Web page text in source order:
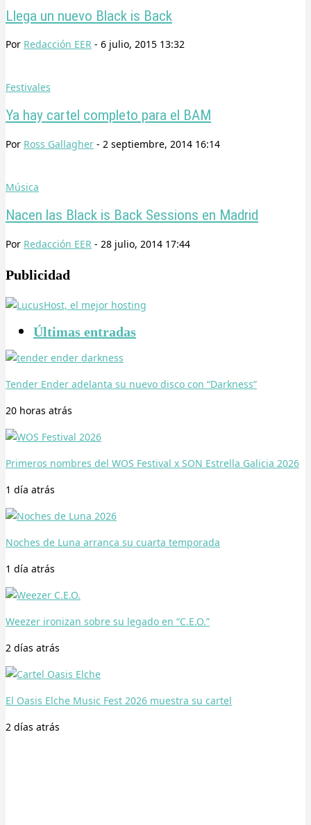
Llega un nuevo Black is Back
Por Redacción EER - 6 julio, 2015 13:32
Festivales
Ya hay cartel completo para el BAM
Por Ross Gallagher - 2 septiembre, 2014 16:14
Música
Nacen las Black is Back Sessions en Madrid
Por Redacción EER - 28 julio, 2014 17:44
Publicidad
Últimas entradas
Tender Ender adelanta su nuevo disco con “Darkness”
20 horas atrás
Primeros nombres del WOS Festival x SON Estrella Galicia 2026
1 día atrás
Noches de Luna arranca su cuarta temporada
1 día atrás
Weezer ironizan sobre su legado en “C.E.O.”
2 días atrás
El Oasis Elche Music Fest 2026 muestra su cartel
2 días atrás